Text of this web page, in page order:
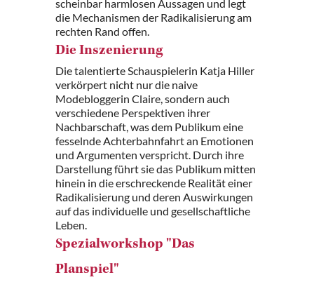
scheinbar harmlosen Aussagen und legt
die Mechanismen der Radikalisierung am
rechten Rand offen.
Die Inszenierung
Die talentierte Schauspielerin Katja Hiller
verkörpert nicht nur die naive
Modebloggerin Claire, sondern auch
verschiedene Perspektiven ihrer
Nachbarschaft, was dem Publikum eine
fesselnde Achterbahnfahrt an Emotionen
und Argumenten verspricht. Durch ihre
Darstellung führt sie das Publikum mitten
hinein in die erschreckende Realität einer
Radikalisierung und deren Auswirkungen
auf das individuelle und gesellschaftliche
Leben.
Spezialworkshop "Das
Planspiel"